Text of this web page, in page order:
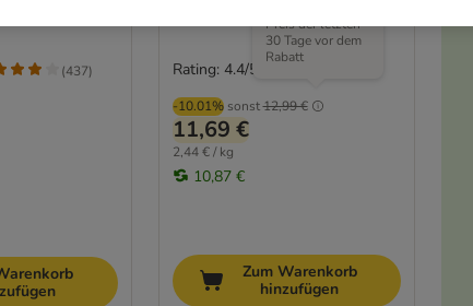
(437)
-10.01% sonst12,99 €
Preis der letzten
30 Tage vor dem
Rabatt
11,69 €
2,44 € / kg
10,87 €
Rating: 4.4/5
Zum Warenkorb
hinzufügen